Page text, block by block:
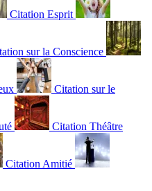
Citation Esprit
sur la Conscience
Citation sur le
Citation Théâtre
Citation Amitié